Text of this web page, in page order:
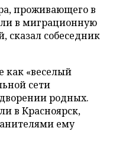
проживающего в
в миграционную
сказал собеседник
как «веселый
сети
родных.
в Красноярск,
ему